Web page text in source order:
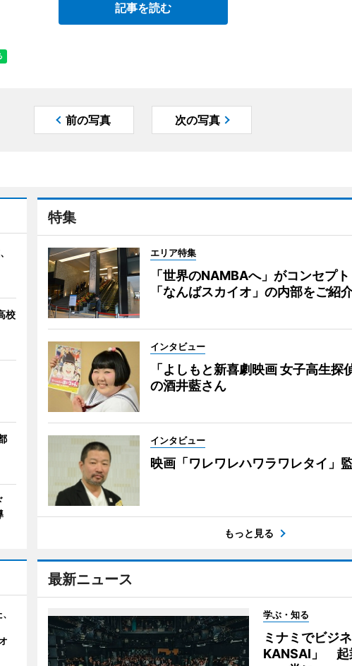
記事を読む
前の写真 次の写真
特集
エリア特集
「世界のNAMBAへ」がコンセプト
「なんばスカイオ」の内部をご紹
インタビュー
「よしもと新喜劇映画 女子高生探
の酒井藍さん
インタビュー
映画「ワレワレハワラワレタイ」
もっと見る
最新ニュース
学ぶ・知る
ミナミでビジ
KANSAI」 起
校